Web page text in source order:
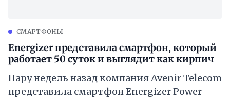
CМАРТФОНЫ
Energizer представила смартфон, который
работает 50 суток и выглядит как кирпич
Пару недель назад компания Avenir Telecom
представила смартфон Energizer Power